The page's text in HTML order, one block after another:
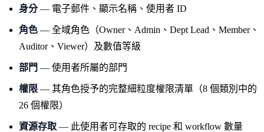
身分— 電子郵件、顯示名稱、使用者 ID
角色 — 全域角色（Owner、Admin、Dept Lead、Member、
Auditor、Viewer）及數值等級
部門 — 使用者所屬的部門
權限 — 其角色授予的完整細粒度權限清單（8 個類別中的
26 個權限）
資源存取 — 此使用者可存取的 recipe 和 workflow 數量